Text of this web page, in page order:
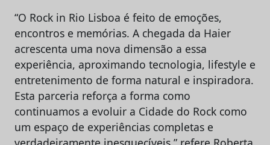
“O Rock in Rio Lisboa é feito de emoções,
encontros e memórias. A chegada da Haier
acrescenta uma nova dimensão a essa
experiência, aproximando tecnologia, lifestyle e
entretenimento de forma natural e inspiradora.
Esta parceria reforça a forma como
continuamos a evoluir a Cidade do Rock como
um espaço de experiências completas e